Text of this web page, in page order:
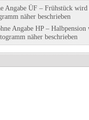
Angabe ÜF – Frühstück
näher beschrieben
Angabe HP –
näher beschrieben